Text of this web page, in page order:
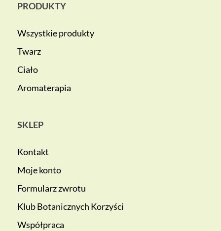
PRODUKTY
Wszystkie produkty
Twarz
Ciało
Aromaterapia
SKLEP
Kontakt
Moje konto
Formularz zwrotu
Klub Botanicznych Korzyści
Współpraca